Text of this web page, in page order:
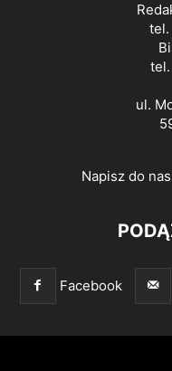
ul.
Napisz do
Facebook